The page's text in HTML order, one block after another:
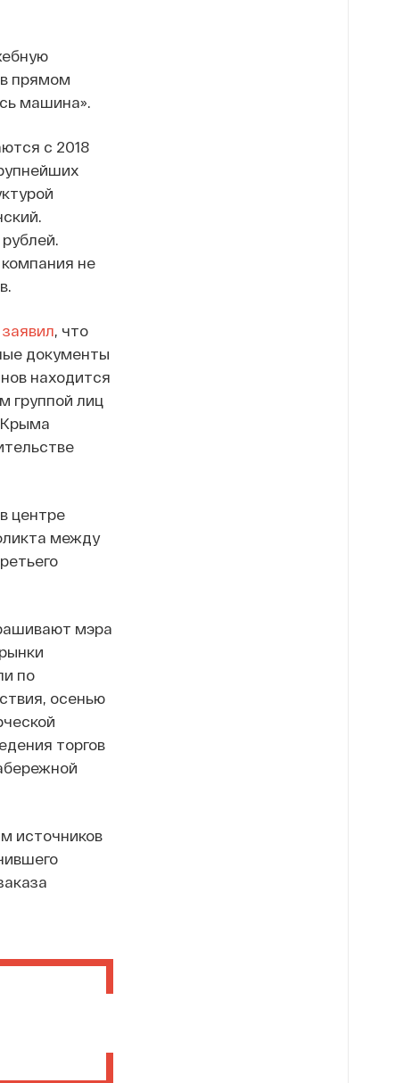
прямом
машина».
с 2018
не
заявил, что
документы
находится
группой лиц
Крыма
центре
между
мэра
по
осенью
торгов
источников